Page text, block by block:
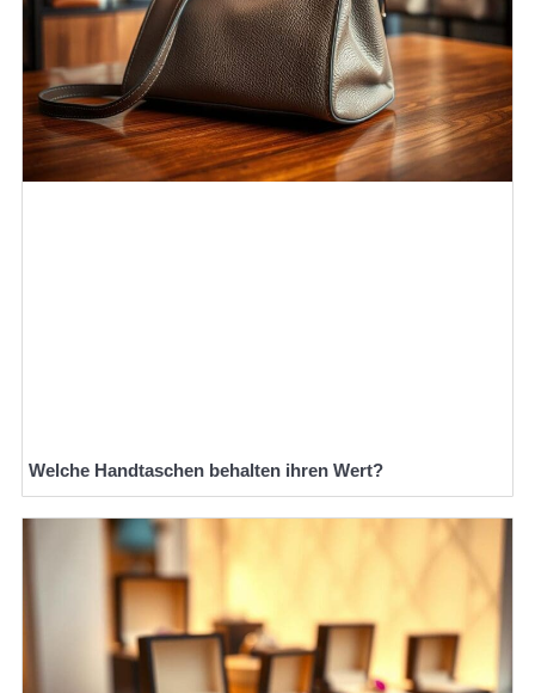
Welche Handtaschen behalten ihren Wert?